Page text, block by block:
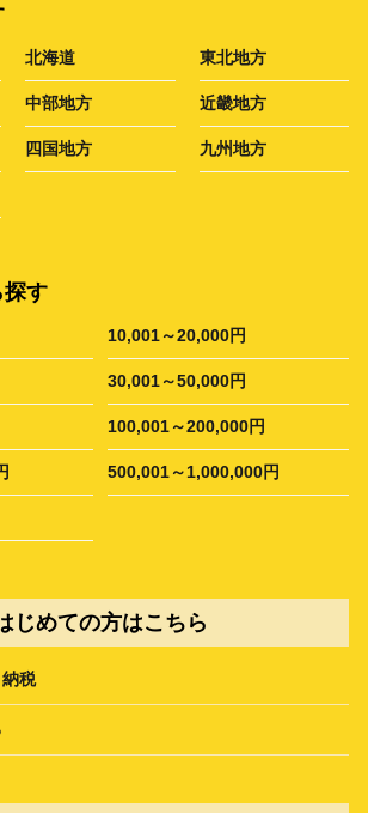
北海道 東北地方
中部地方 近畿地方
四国地方 九州地方
探す
10,001～20,000円
30,001～50,000円
100,001～200,000円
500,001～1,000,000円
じめての方はこちら
税